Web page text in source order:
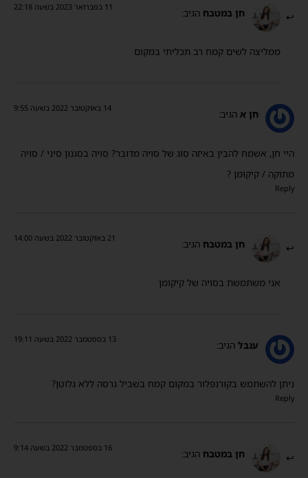
חן במטבח הגיב:
11 בפברואר 2023 בשעה 22:18
ממליצה לשים קמח רב תכליתי במקום
חן א הגיב:
14 באוקטובר 2022 בשעה 9:55
היי חן, אשמח להבין באיזה סוג של סויה מדובר? סויה בסגנון סיני / סויה
מתוקה / קיקומן ?
Reply
חן במטבח הגיב:
21 באוקטובר 2022 בשעה 14:00
אני משתמשת בסויה של קיקומן
ענבל הגיב:
13 בספטמבר 2022 בשעה 19:11
ניתן להשתמש בקורנפלור במקום קמח בשביל גרסה ללא גלוטן?
Reply
חן במטבח הגיב:
16 בספטמבר 2022 בשעה 9:14